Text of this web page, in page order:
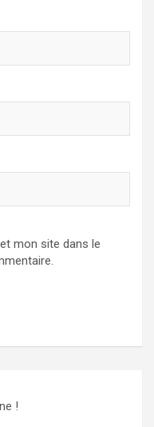
mon site dans le
!